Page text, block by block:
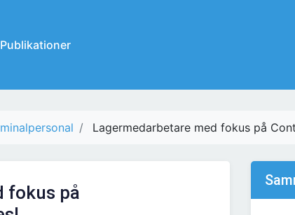
Publikationer
Lagermedarbetare med fokus på
fokus på